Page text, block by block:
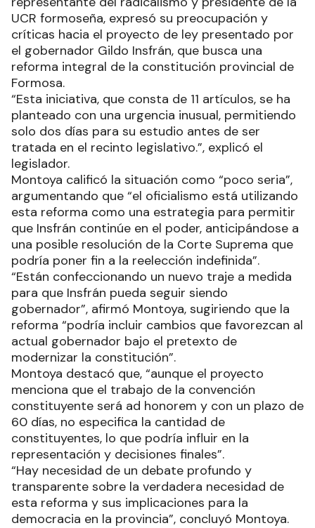
UCR formoseña, expresó su preocupación y
críticas hacia el proyecto de ley presentado por
el gobernador Gildo Insfrán, que busca una
reforma integral de la constitución provincial de
Formosa.
“Esta iniciativa, que consta de 11 artículos, se ha
planteado con una urgencia inusual, permitiendo
solo dos días para su estudio antes de ser
tratada en el recinto legislativo.”, explicó el
legislador.
Montoya calificó la situación como “poco seria”,
argumentando que “el oficialismo está utilizando
esta reforma como una estrategia para permitir
que Insfrán continúe en el poder, anticipándose a
una posible resolución de la Corte Suprema que
podría poner fin a la reelección indefinida”.
“Están confeccionando un nuevo traje a medida
para que Insfrán pueda seguir siendo
gobernador”, afirmó Montoya, sugiriendo que la
reforma “podría incluir cambios que favorezcan al
actual gobernador bajo el pretexto de
modernizar la constitución”.
Montoya destacó que, “aunque el proyecto
menciona que el trabajo de la convención
constituyente será ad honorem y con un plazo de
60 días, no especifica la cantidad de
constituyentes, lo que podría influir en la
representación y decisiones finales”.
“Hay necesidad de un debate profundo y
transparente sobre la verdadera necesidad de
esta reforma y sus implicaciones para la
democracia en la provincia”, concluyó Montoya.